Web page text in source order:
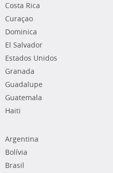
Costa Rica
Curaçao
Dominica
El Salvador
Estados Unidos
Granada
Guadalupe
Guatemala
Haiti
Argentina
Bolívia
Brasil